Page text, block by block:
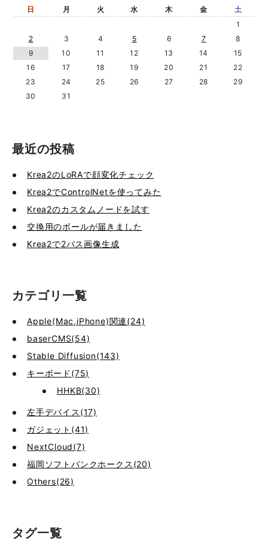
日 月 火 水 木 金
土
1
2
3 4 5 6 7
8
9
10 11 12 13 14
15
16
17 18 19 20 21
22
23
24 25 26 27 28
29
30
31
最近の投稿
Krea2のLoRAで顔変化チェック
Krea2でControlNetを使ってみた
Krea2のカスタムノードを試す
交換用のボールが届きました
Krea2で2パス画像生成
カテゴリ一覧
Apple(Mac,iPhone)関連(24)
baserCMS(54)
Stable Diffusion(143)
キーボード(75)
HHKB(30)
左手デバイス(17)
ガジェット(41)
NextCloud(7)
福岡ソフトバンクホークス(20)
Others(26)
タグ一覧